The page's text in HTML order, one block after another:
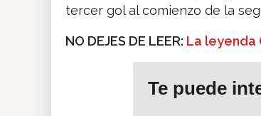
tercer gol al comienzo de la
NO DEJES DE LEER: La leyenda
Te puede